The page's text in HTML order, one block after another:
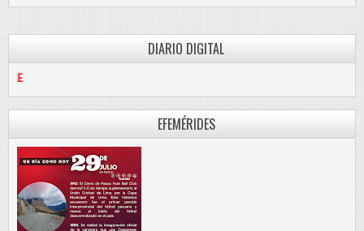
DIARIO DIGITAL
EFEMÉRIDES